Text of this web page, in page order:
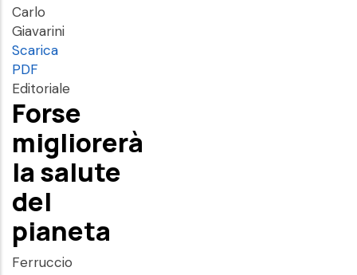
Carlo
Giavarini
Scarica
PDF
Editoriale
Forse
migliorerà
la salute
del
pianeta
Ferruccio